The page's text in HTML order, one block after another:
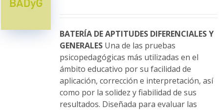
elegir
en
la
página
de
producto
BATERÍA DE APTITUDES DIFERENCIALES Y
GENERALESUna de las pruebas
psicopedagógicas más utilizadas en el
ámbito educativo por su facilidad de
aplicación, corrección e interpretación, así
como por la solidez y fiabilidad de sus
resultados. Diseñada para evaluar las